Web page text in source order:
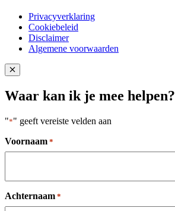
Privacyverklaring
Cookiebeleid
Disclaimer
Algemene voorwaarden
Close popup
Waar kan ik je mee helpen?
"*" geeft vereiste velden aan
Voornaam *
Achternaam *